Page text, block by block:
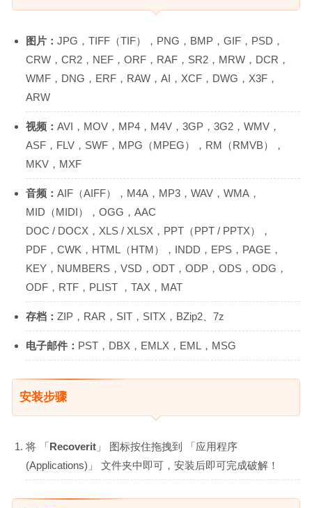
图片： JPG，TIFF（TIF），PNG，BMP，GIF，PSD，
CRW，CR2，NEF，ORF，RAF，SR2，MRW，DCR，
WMF，DNG，ERF，RAW，AI，XCF，DWG，X3F，
ARW
视频： AVI，MOV，MP4，M4V，3GP，3G2，WMV，
ASF，FLV，SWF，MPG（MPEG），RM（RMVB），
MKV，MXF
音频： AIF（AIFF），M4A，MP3，WAV，WMA，
MID（MIDI），OGG，AAC
DOC / DOCX，XLS / XLSX，PPT（PPT / PPTX），
PDF，CWK，HTML（HTM），INDD，EPS，PAGE，
KEY，NUMBERS，VSD，ODT，ODP，ODS，ODG，
ODF，RTF，PLIST ，TAX，MAT
存档： ZIP，RAR，SIT，SITX，BZip2、7z
电子邮件： PST，DBX，EMLX，EML，MSG
安装步骤
将 「Recoverit 」 图标按住拖拽到 「应用程序
(Applications)」 文件夹中即可，安装后即可完成破解！